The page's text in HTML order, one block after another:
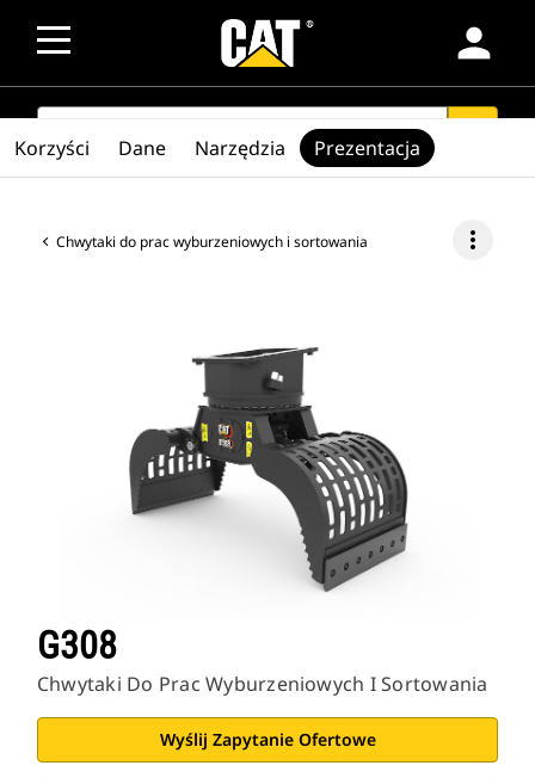
person
SEARCH
Chwytaki do prac wyburzeniowych i sortowania more_vert
G308
Chwytaki Do Prac Wyburzeniowych I Sortowania
Wyślij Zapytanie Ofertowe
Korzyści Dane Narzędzia Prezentacja